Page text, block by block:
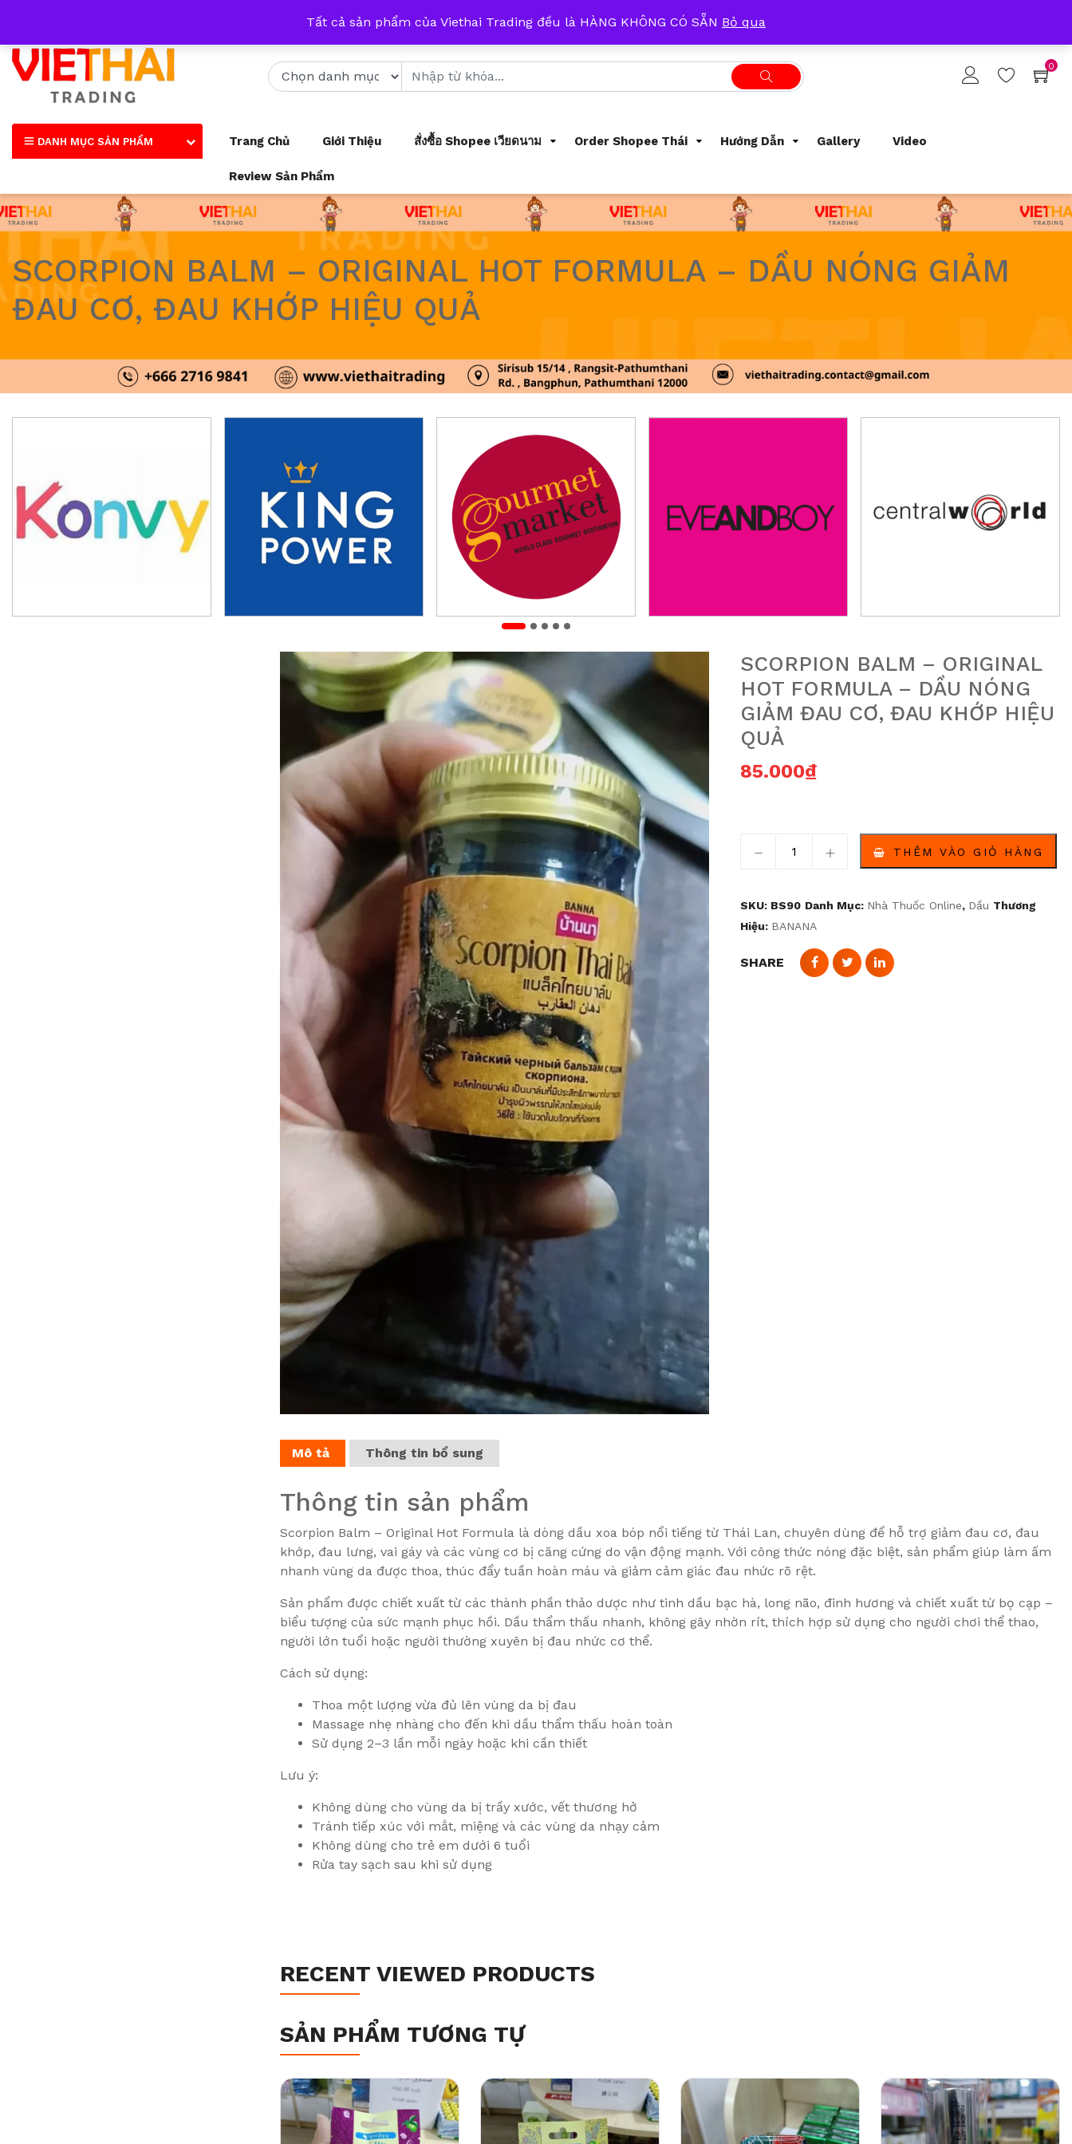
Nhận tư vấn qua tất cả các trang mạng xã hội và số điện thoại từ 8h đến 17h mỗi ngày
0
DANH MỤC SẢN PHẨM Trang Chủ Giới Thiệu สั่งซื้อ Shopee เวียดนาม Order Shopee Thái Hướng Dẫn Gallery Video
Review Sản Phẩm
SCORPION BALM – ORIGINAL HOT FORMULA – DẦU NÓNG GIẢM
ĐAU CƠ, ĐAU KHỚP HIỆU QUẢ
SCORPION BALM – ORIGINAL
HOT FORMULA – DẦU NÓNG
GIẢM ĐAU CƠ, ĐAU KHỚP HIỆU
QUẢ
85.000₫
Scorpion Balm – Original Hot Formula – Dầu nóng
THÊM VÀO GIỎ HÀNG
SKU: BS90 Danh Mục: Nhà Thuốc Online, Dầu Thương
Hiệu: BANANA
SHARE
Mô tả Thông tin bổ sung
Thông tin sản phẩm
Scorpion Balm – Original Hot Formula là dòng dầu xoa bóp nổi tiếng từ Thái Lan, chuyên dùng để hỗ trợ giảm đau cơ, đau
khớp, đau lưng, vai gáy và các vùng cơ bị căng cứng do vận động mạnh. Với công thức nóng đặc biệt, sản phẩm giúp làm ấm
nhanh vùng da được thoa, thúc đẩy tuần hoàn máu và giảm cảm giác đau nhức rõ rệt.
Sản phẩm được chiết xuất từ các thành phần thảo dược như tinh dầu bạc hà, long não, đinh hương và chiết xuất từ bọ cạp –
biểu tượng của sức mạnh phục hồi. Dầu thẩm thấu nhanh, không gây nhờn rít, thích hợp sử dụng cho người chơi thể thao,
người lớn tuổi hoặc người thường xuyên bị đau nhức cơ thể.
Cách sử dụng:
Thoa một lượng vừa đủ lên vùng da bị đau
Massage nhẹ nhàng cho đến khi dầu thẩm thấu hoàn toàn
Sử dụng 2–3 lần mỗi ngày hoặc khi cần thiết
Lưu ý:
Không dùng cho vùng da bị trầy xước, vết thương hở
Tránh tiếp xúc với mắt, miệng và các vùng da nhạy cảm
Không dùng cho trẻ em dưới 6 tuổi
Rửa tay sạch sau khi sử dụng
RECENT VIEWED PRODUCTS
SẢN PHẨM TƯƠNG TỰ
Tất cả sản phẩm của Viethai Trading đều là HÀNG KHÔNG CÓ SẴN Bỏ qua